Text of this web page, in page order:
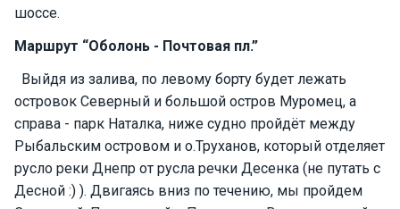
шоссе.
Маршрут “Оболонь - Почтовая пл.”
Выйдя из залива, по левому борту будет лежать
островок Северный и большой остров Муромец, а
справа - парк Наталка, ниже судно пройдёт между
Рыбальским островом и о.Труханов, который отделяет
русло реки Днепр от русла речки Десенка (не путать с
Десной :) ). Двигаясь вниз по течению, мы пройдем
К
а
т
е
р
а